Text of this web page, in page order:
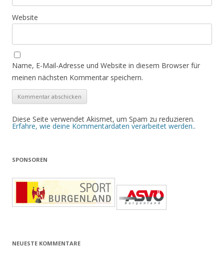
Website
Name, E-Mail-Adresse und Website in diesem Browser für
meinen nächsten Kommentar speichern.
Diese Seite verwendet Akismet, um Spam zu reduzieren.
Erfahre, wie deine Kommentardaten verarbeitet werden..
SPONSOREN
NEUESTE KOMMENTARE